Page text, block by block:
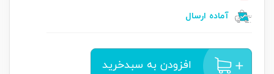
آماده ارسال
افزودن به سبدخرید